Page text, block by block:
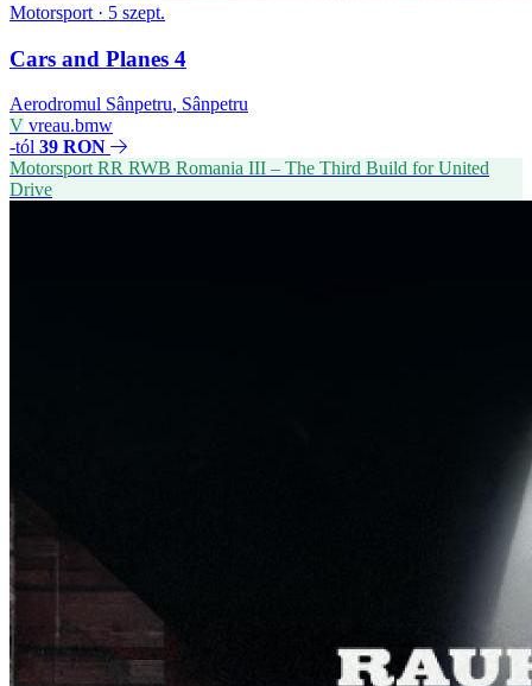
Motorsport · 5 szept.
Cars and Planes 4
Aerodromul Sânpetru, Sânpetru
V vreau.bmw
-tól 39 RON
Motorsport RR RWB Romania III – The Third Build for United
Drive